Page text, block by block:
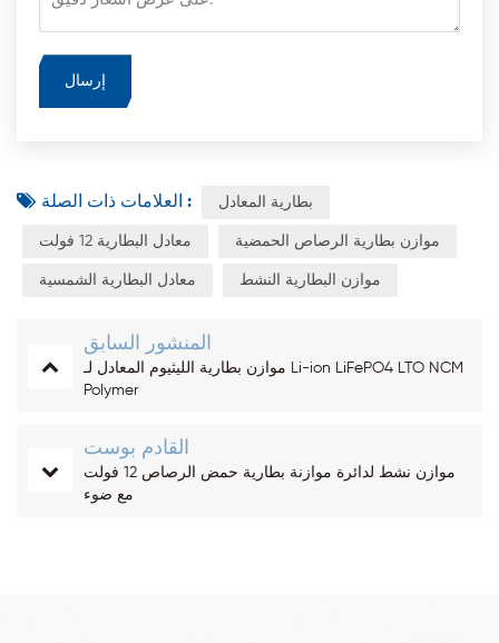
العلامات ذات الصلة : بطارية المعادل
معادل البطارية 12 فولت موازن بطارية الرصاص الحمضية
معادل البطارية الشمسية موازن البطارية النشط
المنشور السابق
موازن بطارية الليثيوم المعادل لـ Li-ion LiFePO4 LTO NCM
Polymer
القادم بوست
موازن نشط لدائرة موازنة بطارية حمض الرصاص 12 فولت
مع ضوء